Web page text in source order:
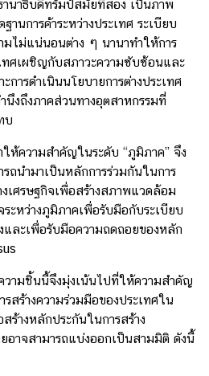
ธิบดีทรัมป์สมัยที่สอง เป็นภาพ
านการค้าระหว่างประเทศ ระเบียบ
ไม่แน่นอนต่าง ๆ นานาทำให้การ
ทศเผชิญกับสภาวะความซับซ้อนและ
การดำเนินนโยบายการต่างประเทศ
นึงถึงภาคส่วนทางอุตสาหกรรมที่
บ
วามสำคัญในระดับ “ภูมิภาค” จึง
ถนำมาเป็นหลักการร่วมกันในการ
เศรษฐกิจเพื่อสร้างสภาพแวดล้อม
ะหว่างภูมิภาคเพื่อรับมือกับระเบียบ
ละเพื่อรับมือความถดถอยของหลัก
ชิ้นนี้จึงมุ่งเน้นไปที่ให้ความสำคัญ
สร้างความร่วมมือของประเทศใน
ร้างหลักประกันในการสร้าง
อาจสามารถแบ่งออกเป็นสามมิติ ดังนี้